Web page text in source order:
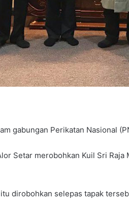
gabungan Perikatan Nasional
Setar merobohkan Kuil Sri
dirobohkan selepas tapak